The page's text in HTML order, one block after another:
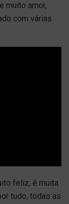
muito amor,
com várias
feliz, é muita
tudo, todas as